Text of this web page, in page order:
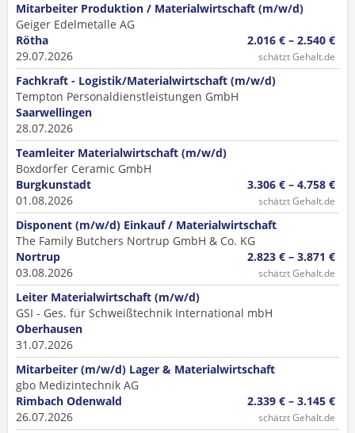
Mitarbeiter Produktion / Materialwirtschaft (m/w/d)
Geiger Edelmetalle AG
Rötha
29.07.2026
2.016 € – 2.540 €
schätzt Gehalt.de
Fachkraft - Logistik/Materialwirtschaft (m/w/d)
Tempton Personaldienstleistungen GmbH
Saarwellingen
28.07.2026
Teamleiter Materialwirtschaft (m/w/d)
Boxdorfer Ceramic GmbH
Burgkunstadt
01.08.2026
3.306 € – 4.758 €
schätzt Gehalt.de
Disponent (m/w/d) Einkauf / Materialwirtschaft
The Family Butchers Nortrup GmbH & Co. KG
Nortrup
03.08.2026
2.823 € – 3.871 €
schätzt Gehalt.de
Leiter Materialwirtschaft (m/w/d)
GSI - Ges. für Schweißtechnik International mbH
Oberhausen
31.07.2026
Mitarbeiter (m/w/d) Lager & Materialwirtschaft
gbo Medizintechnik AG
Rimbach Odenwald
26.07.2026
2.339 € – 3.145 €
schätzt Gehalt.de